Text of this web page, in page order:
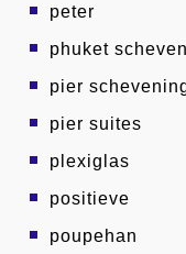
peter
phuket
pier
pier suites
plexiglas
positieve
poupehan